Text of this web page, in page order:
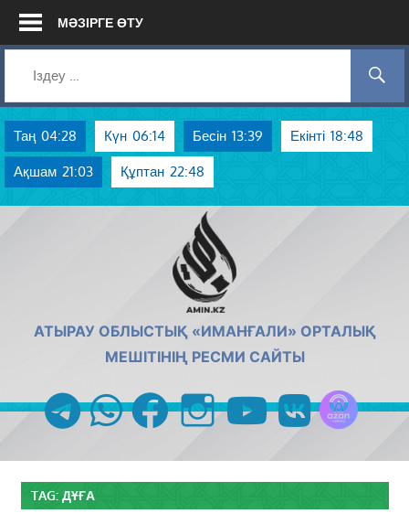
Skip
МӘЗІРГЕ ӨТУ
Таң 04:28 Күн 06:14 Бесін 13:39 Екінті 18:48
Ақшам 21:03 Құптан 22:48
АТЫРАУ ОБЛЫСТЫҚ «ИМАНҒАЛИ» ОРТАЛЫҚ
МЕШІТІНІҢ РЕСМИ САЙТЫ
telegramwhatsappfacebookinstagramyoutubevk
TAG: ДҰҒА